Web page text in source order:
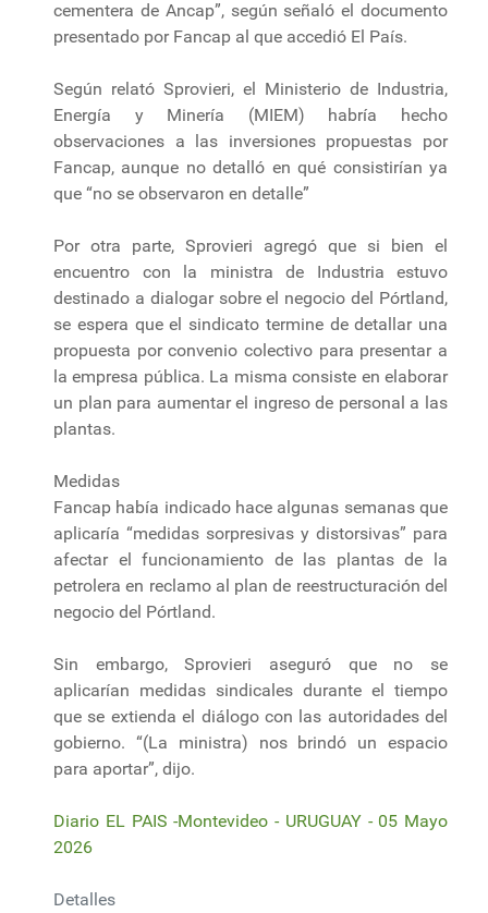
cementera de Ancap”, según señaló el documento
presentado por Fancap al que accedió El País.
Según relató Sprovieri, el Ministerio de Industria,
Energía y Minería (MIEM) habría hecho
observaciones a las inversiones propuestas por
Fancap, aunque no detalló en qué consistirían ya
que “no se observaron en detalle”
Por otra parte, Sprovieri agregó que si bien el
encuentro con la ministra de Industria estuvo
destinado a dialogar sobre el negocio del Pórtland,
se espera que el sindicato termine de detallar una
propuesta por convenio colectivo para presentar a
la empresa pública. La misma consiste en elaborar
un plan para aumentar el ingreso de personal a las
plantas.
Medidas
Fancap había indicado hace algunas semanas que
aplicaría “medidas sorpresivas y distorsivas” para
afectar el funcionamiento de las plantas de la
petrolera en reclamo al plan de reestructuración del
negocio del Pórtland.
Sin embargo, Sprovieri aseguró que no se
aplicarían medidas sindicales durante el tiempo
que se extienda el diálogo con las autoridades del
gobierno. “(La ministra) nos brindó un espacio
para aportar”, dijo.
Diario EL PAIS -Montevideo - URUGUAY - 05 Mayo
2026
Detalles